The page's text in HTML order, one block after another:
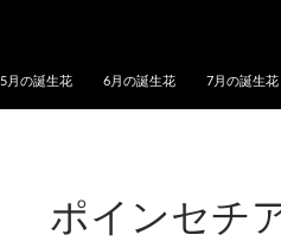
5月の誕生花 6月の誕生花 7月の誕生花
ポインセチ